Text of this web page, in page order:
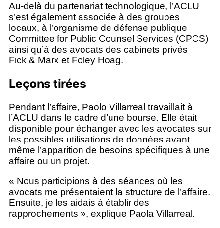
Au-delà du partenariat technologique, l’ACLU
s’est également associée à des groupes
locaux, à l’organisme de défense publique
Committee for Public Counsel Services (CPCS)
ainsi qu’à des avocats des cabinets privés
Fick & Marx et Foley Hoag.
Leçons tirées
Pendant l’affaire, Paolo Villarreal travaillait à
l’ACLU dans le cadre d’une bourse. Elle était
disponible pour échanger avec les avocates sur
les possibles utilisations de données avant
même l’apparition de besoins spécifiques à une
affaire ou un projet.
« Nous participions à des séances où les
avocats me présentaient la structure de l’affaire.
Ensuite, je les aidais à établir des
rapprochements », explique Paola Villarreal.